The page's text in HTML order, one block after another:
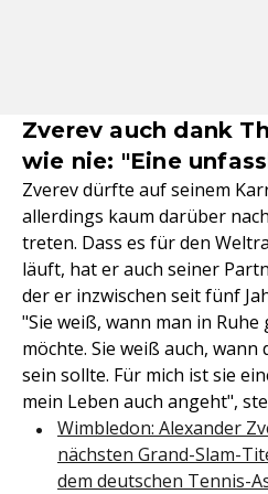
Zverev auch dank
wie nie: "Eine
Zverev dürfte auf seinem
allerdings kaum darüber
treten. Dass es für den
läuft, hat er auch seiner
der er inzwischen seit fünf
"Sie weiß, wann man in Ruhe
möchte. Sie weiß auch,
sein sollte. Für mich ist sie
mein Leben auch angeht",
Wimbledon: Alexander
nächsten Grand-Slam-
dem deutschen Tennis-